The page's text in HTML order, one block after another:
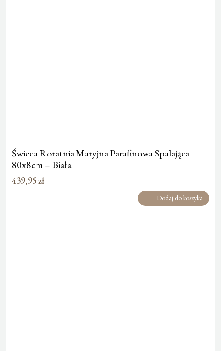
Świeca Roratnia Maryjna Parafinowa Spalająca
80x8cm – Biała
439,95 zł
Dodaj do koszyka